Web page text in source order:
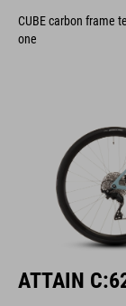
CUBE carbon frame
one
ATTAIN